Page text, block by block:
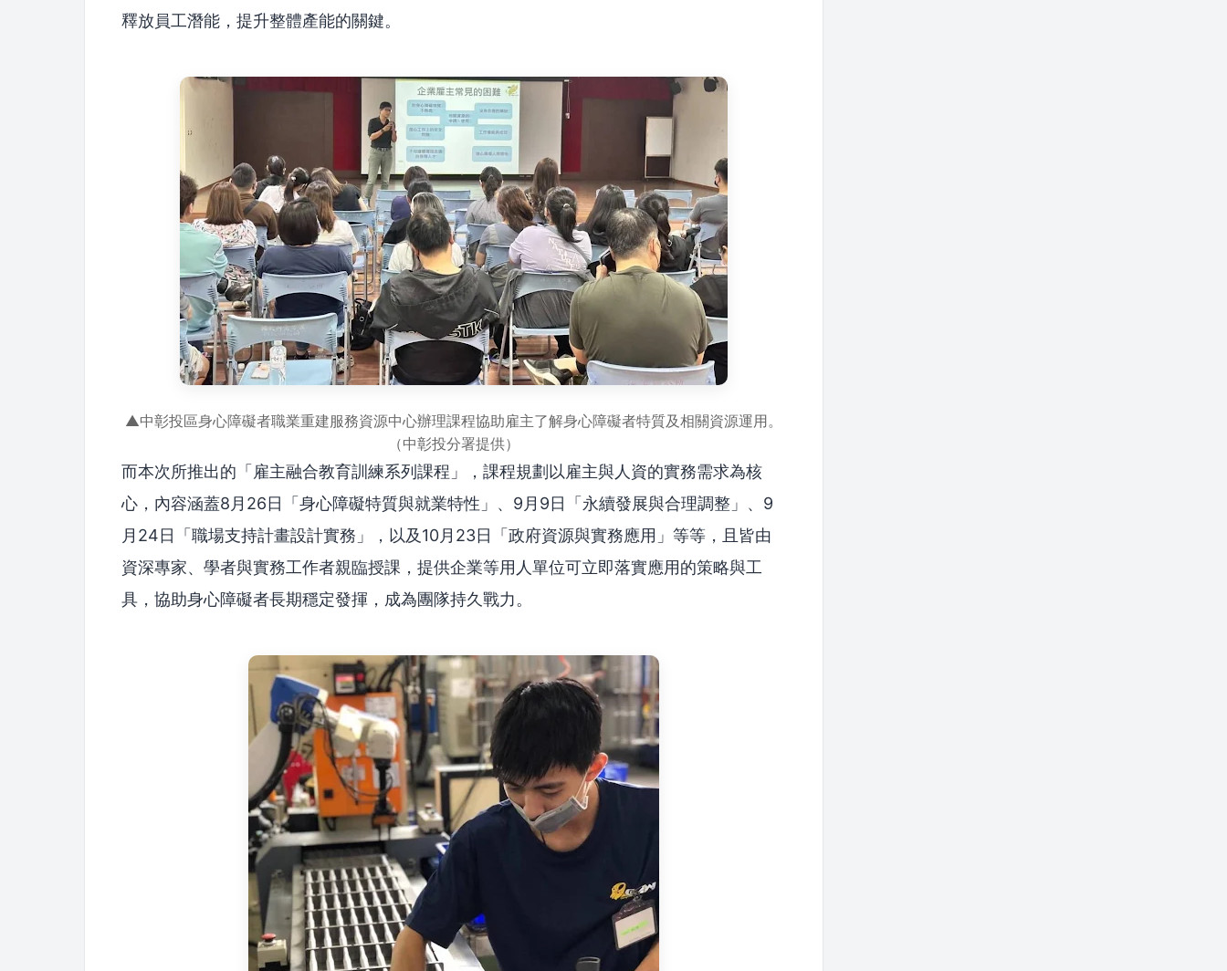
釋放員工潛能，提升整體產能的關鍵。
▲中彰投區身心障礙者職業重建服務資源中心辦理課程協助雇主了解身心障礙者特質及相關資源運用。
（中彰投分署提供）
而本次所推出的「雇主融合教育訓練系列課程」，課程規劃以雇主與人資的實務需求為核
心，內容涵蓋8月26日「身心障礙特質與就業特性」、9月9日「永續發展與合理調整」、9
月24日「職場支持計畫設計實務」，以及10月23日「政府資源與實務應用」等等，且皆由
資深專家、學者與實務工作者親臨授課，提供企業等用人單位可立即落實應用的策略與工
具，協助身心障礙者長期穩定發揮，成為團隊持久戰力。